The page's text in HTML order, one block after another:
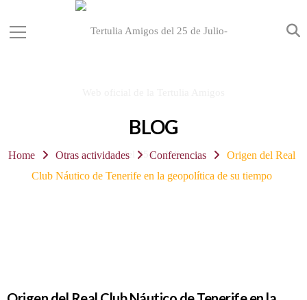
BLOG
Home Otras actividades Conferencias
Origen del Real
Club Náutico de Tenerife en la geopolítica de su tiempo